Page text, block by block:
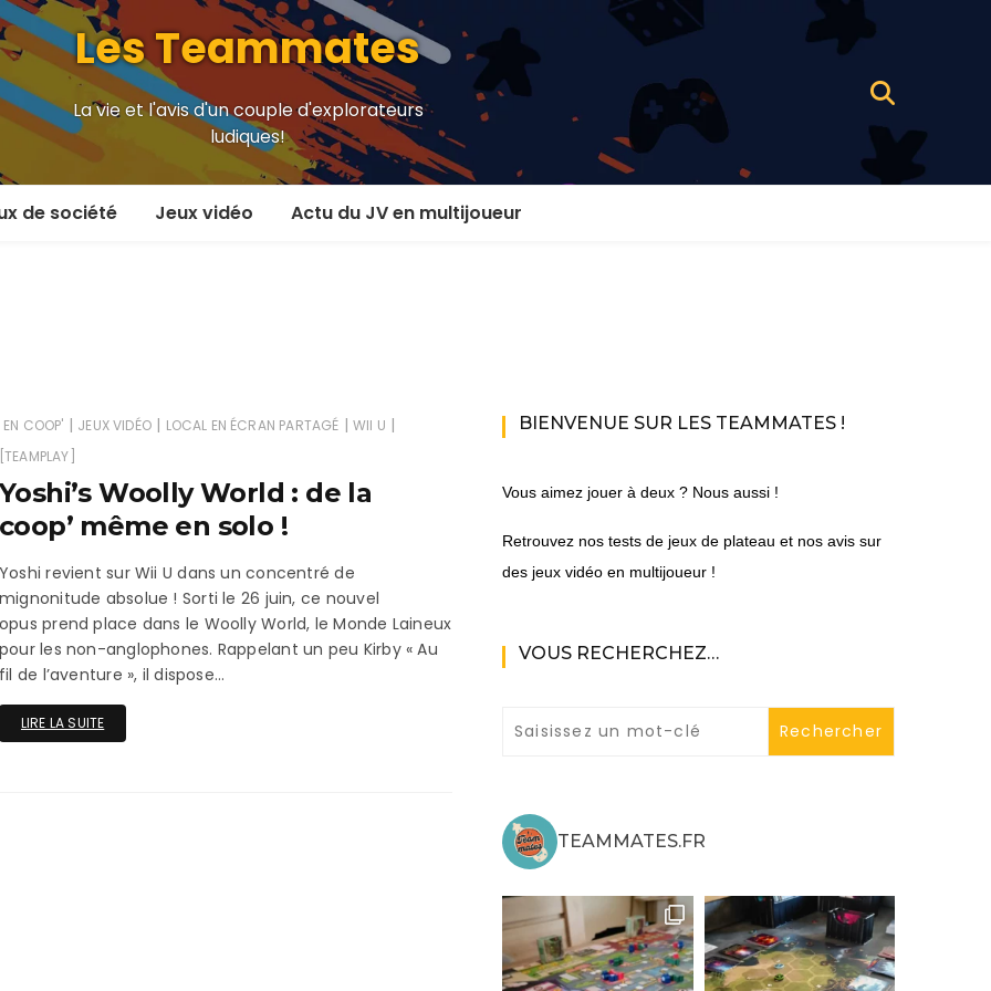
Les Teammates
La vie et l'avis d'un couple d'explorateurs
ludiques!
de société
Access+
Jeux vidéo
En ligne
Par plateforme
Switch
Actu du JV en multijoueur
EN COOP' | JEUX VIDÉO | LOCAL EN ÉCRAN PARTAGÉ | WII U |
Woolly World : de la
même en solo !
revient sur Wii U dans un concentré de
absolue ! Sorti le 26 juin, ce nouvel
prend place dans le Woolly World, le Monde Laineux
les non-anglophones. Rappelant un peu Kirby « Au
de l’aventure », il dispose…
LIRE LA SUITE
BIENVENUE SUR LES TEAMMATES !
Vous aimez jouer à deux ? Nous aussi !
Retrouvez nos tests de jeux de plateau et nos avis sur
des jeux vidéo en multijoueur !
VOUS RECHERCHEZ…
TEAMMATES.FR